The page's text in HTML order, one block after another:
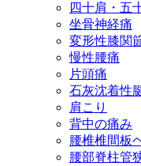
四十肩・五
坐骨神経痛
変形性膝関
慢性腰痛
片頭痛
石灰沈着性
肩こり
背中の痛み
腰椎椎間板
腰部脊柱管